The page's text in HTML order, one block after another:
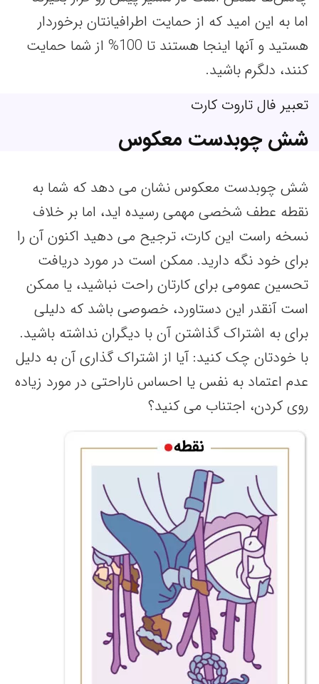
اما به این امید که از حمایت اطرافیانتان برخوردار
هستید و آنها اینجا هستند تا 100% از شما حمایت
کنند، دلگرم باشید.
تعبیر فال تاروت کارت
شش چوبدست معکوس
شش چوبدست معکوس نشان می دهد که شما به
نقطه عطف شخصی مهمی رسیده اید، اما بر خلاف
نسخه راست این کارت، ترجیح می دهید اکنون آن را
برای خود نگه دارید. ممکن است در مورد دریافت
تحسین عمومی برای کارتان راحت نباشید، یا ممکن
است آنقدر این دستاورد، خصوصی باشد که دلیلی
برای به اشتراک گذاشتن آن با دیگران نداشته باشید.
با خودتان چک کنید: آیا از اشتراک گذاری آن به دلیل
عدم اعتماد به نفس یا احساس ناراحتی در مورد زیاده
روی کردن، اجتناب می کنید؟